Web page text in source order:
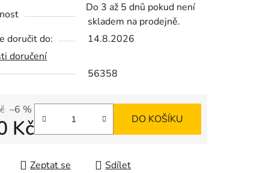
Do 3 až 5 dnů pokud není
skladem na prodejně.
doručit do:
14.8.2026
doručení
56358
–6 %
Kč DO KOŠÍKU
Zeptat se Sdílet